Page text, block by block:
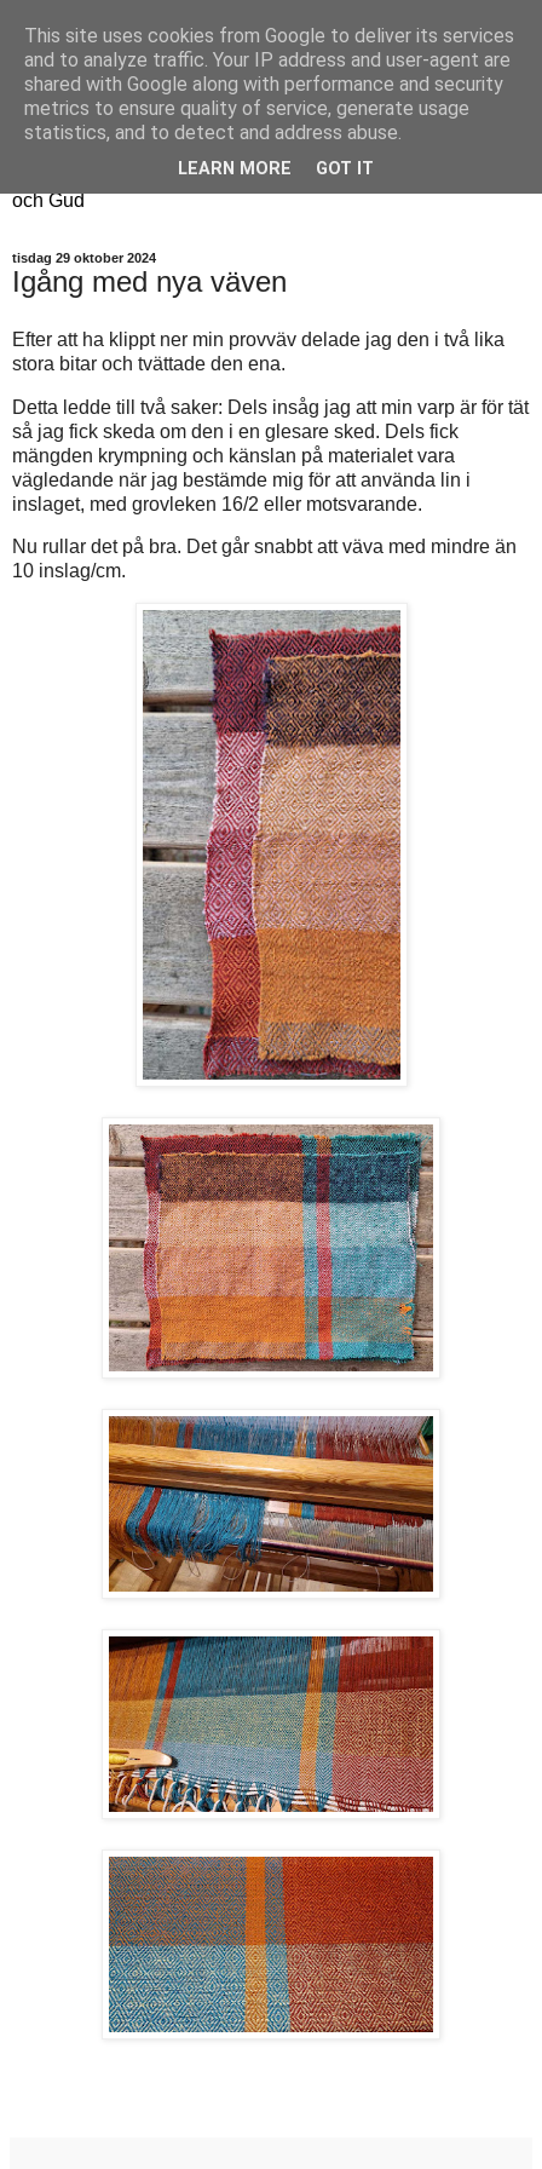
Fyren
Fyren finns för att sprida ljus i mörkret
För att påminna om guldkanterna i tillvaron
Här samsas jakt, hantverk, odling, och andra tankar om livet
och Gud
tisdag 29 oktober 2024
Igång med nya väven
Efter att ha klippt ner min provväv delade jag den i två lika
stora bitar och tvättade den ena.
Detta ledde till två saker: Dels insåg jag att min varp är för tät
så jag fick skeda om den i en glesare sked. Dels fick
mängden krympning och känslan på materialet vara
vägledande när jag bestämde mig för att använda lin i
inslaget, med grovleken 16/2 eller motsvarande.
Nu rullar det på bra. Det går snabbt att väva med mindre än
10 inslag/cm.
This site uses cookies from Google to deliver its services
and to analyze traffic. Your IP address and user-agent are
shared with Google along with performance and security
metrics to ensure quality of service, generate usage
statistics, and to detect and address abuse.
LEARN MORE GOT IT